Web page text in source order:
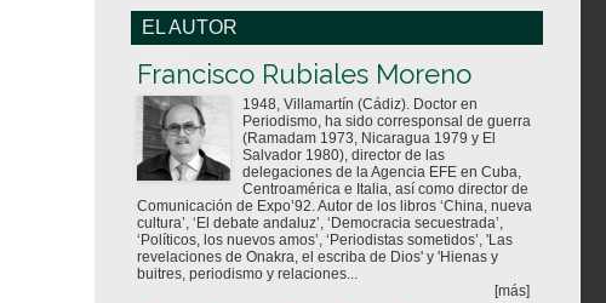
EL AUTOR
Francisco Rubiales Moreno
1948, Villamartín (Cádiz). Doctor en
Periodismo, ha sido corresponsal de guerra
(Ramadam 1973, Nicaragua 1979 y El
Salvador 1980), director de las
delegaciones de la Agencia EFE en Cuba,
Centroamérica e Italia, así como director de
Comunicación de Expo’92. Autor de los libros ‘China, nueva
cultura’, ‘El debate andaluz’, ‘Democracia secuestrada’,
‘Políticos, los nuevos amos’, ‘Periodistas sometidos’, 'Las
revelaciones de Onakra, el escriba de Dios' y 'Hienas y
buitres, periodismo y relaciones...
[más]